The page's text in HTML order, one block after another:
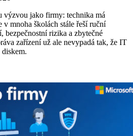
výzvou jako firmy: technika má
mnoha školách stále řeší ruční
bezpečnostní rizika a zbytečné
zařízení už ale nevypadá tak, že IT